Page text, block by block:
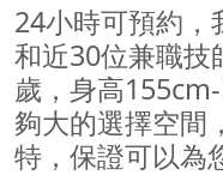
24小時可預約，
和近30位兼職技
歲，身高
夠大的選擇空間
特，保證可以為